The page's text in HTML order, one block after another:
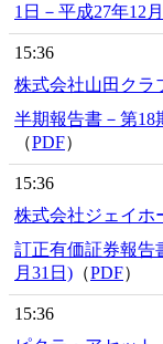
1日－平成27年12
15:36
株式会社山田クラ
半期報告書－第18
（PDF）
15:36
株式会社ジェイホ
訂正有価証券報告
月31日) （PDF）
15:36